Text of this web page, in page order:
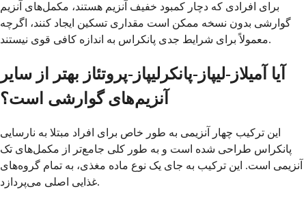
برای افرادی که دچار کمبود خفیف آنزیم هستند، مکمل‌های آنزیم
گوارشی بدون نسخه ممکن است مقداری تسکین ایجاد کنند، اگرچه
معمولاً برای شرایط جدی پانکراس به اندازه کافی قوی نیستند.
آیا آمیلاز-لیپاز-پانکرلیپاز-پروتئاز بهتر از سایر
آنزیم‌های گوارشی است؟
این ترکیب چهار آنزیمی به طور خاص برای افراد مبتلا به نارسایی
پانکراس طراحی شده است و به طور کلی جامع‌تر از مکمل‌های تک
آنزیمی است. این ترکیب به جای یک نوع ماده مغذی، به تمام گروه‌های
غذایی اصلی می‌پردازد.